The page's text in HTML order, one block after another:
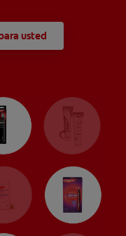
usted